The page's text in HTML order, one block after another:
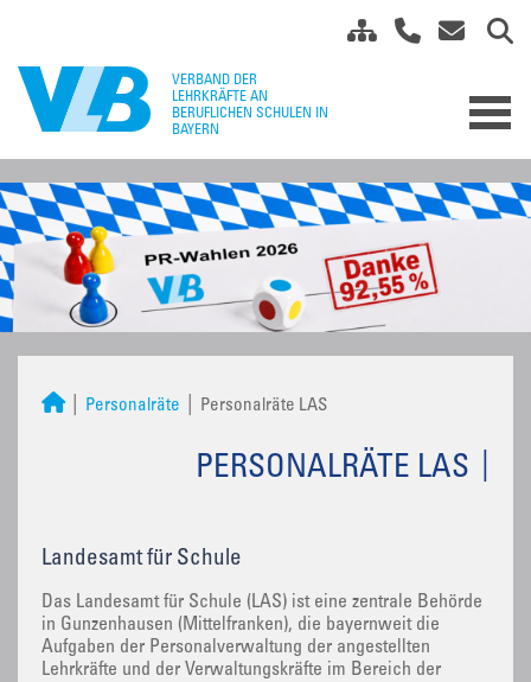
Personalräte Personalräte LAS
PERSONALRÄTE LAS
Landesamt für Schule
Das Landesamt für Schule (LAS) ist eine zentrale Behörde
in Gunzenhausen (Mittelfranken), die bayernweit die
Aufgaben der Personalverwaltung der angestellten
Lehrkräfte und der Verwaltungskräfte im Bereich der